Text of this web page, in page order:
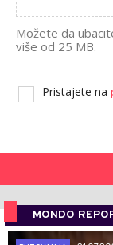
Možete da
više od 25 MB.
Pristajete na
MONDO